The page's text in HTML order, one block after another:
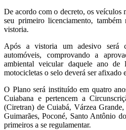
De acordo com o decreto, os veículos
seu primeiro licenciamento, também
vistoria.
Após a vistoria um adesivo será
automóveis, comprovando a
ambiental veicular daquele ano de
motocicletas o selo deverá ser afixado
O Plano será instituído em quatro
Cuiabana e pertencem a
(Ciretran) de Cuiabá, Várzea
Guimarães, Poconé, Santo Antônio
primeiros a se regulamentar.